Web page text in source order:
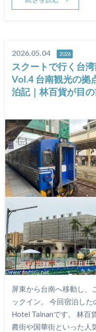
2026.05.04 2026
スクートで行く台
Vol.4 台南観光の拠
泊記｜林百貨が目
屏東から台南へ移動し、
ックイン。 今回宿泊し
Hotel Tainanです。 林百
農街や国華街といった人